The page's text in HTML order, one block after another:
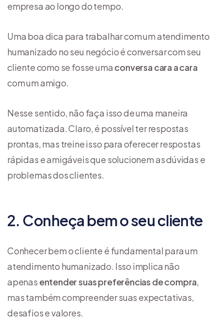
empresa ao longo do tempo.
Uma boa dica para trabalhar com um atendimento
humanizado no seu negócio é conversar com seu
cliente como se fosse uma conversa cara a cara
com um amigo.
Nesse sentido, não faça isso de uma maneira
automatizada. Claro, é possível ter respostas
prontas, mas treine isso para oferecer respostas
rápidas e amigáveis que solucionem as dúvidas e
problemas dos clientes.
2. Conheça bem o seu cliente
Conhecer bem o cliente é fundamental para um
atendimento humanizado. Isso implica não
apenas entender suas preferências de compra,
mas também compreender suas expectativas,
desafios e valores.